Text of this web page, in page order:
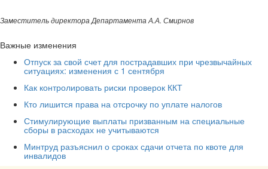
Заместитель директора Департамента А.А. Смирнов
Важные изменения
Отпуск за свой счет для пострадавших при чрезвычайных
ситуациях: изменения с 1 сентября
Как контролировать риски проверок ККТ
Кто лишится права на отсрочку по уплате налогов
Стимулирующие выплаты призванным на специальные
сборы в расходах не учитываются
Минтруд разъяснил о сроках сдачи отчета по квоте для
инвалидов